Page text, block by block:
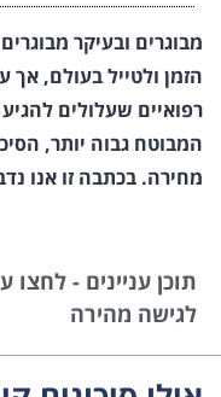
מבוגרים ובעיקר
הזמן ולטייל בעולם, אך
רפואיים שעלולים
המבוטח גבוה יותר,
מחירה. בכתבה זו אנו
תוכן עניינים -
לגישה מהירה